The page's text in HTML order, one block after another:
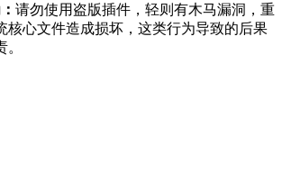
请勿使用盗版插件，轻则有木马漏洞，重
核心文件造成损坏，这类行为导致的后果